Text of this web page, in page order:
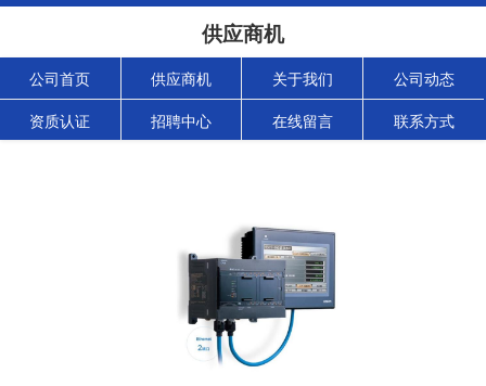
供应商机
公司首页 供应商机 关于我们 公司动态
资质认证 招聘中心 在线留言 联系方式